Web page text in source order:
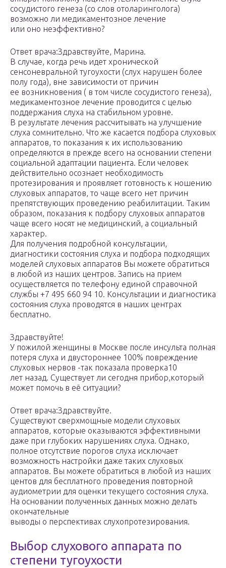
сосудистого генеза (со слов отоларинголога)
возможно ли медикаментозное лечение
или оно неэффективно?
Ответ врача:Здравствуйте, Марина.
В случае, когда речь идет хронической
сенсоневральной тугоухости (слух нарушен более
полу года), вне зависимости от причин
ее возникновения ( в том числе сосудистого генеза),
медикаментозное лечение проводится с целью
поддержания слуха на стабильном уровне.
В результате лечения рассчитывать на улучшение
слуха сомнительно. Что же касается подбора слуховых
аппаратов, то показания к их использованию
определяются в прежде всего на основании степени
социальной адаптации пациента. Если человек
действительно осознает необходимость
протезирования и проявляет готовность к ношению
слуховых аппаратов, то чаще всего нет причин
препятствующих проведению реабилитации. Таким
образом, показания к подбору слуховых аппаратов
чаще всего носят не медицинский, а социальный
характер.
Для получения подробной консультации,
диагностики состояния слуха и подбора подходящих
моделей слуховых аппаратов Вы можете обратиться
в любой из наших центров. Запись на прием
осуществляется по телефону единой справочной
службы +7 495 660 94 10. Консультации и диагностика
состояния слуха проводятся в наших центрах
бесплатно.
Здравствуйте!
У пожилой женщины в Москве после инсульта полная
потеря слуха и двустороннее 100% повреждение
слуховых нервов -так показала проверка10
лет назад. Существует ли сегодня прибор,который
может помочь в её ситуации?
Ответ врача:Здравствуйте.
Существуют сверхмощные модели слуховых
аппаратов, которые оказываются эффективными
даже при глубоких нарушениях слуха. Однако,
полное отсутствие порогов слуха исключает
возможность настройки даже таких слуховых
аппаратов. Вы можете обратиться в любой из наших
центов для бесплатного проведения повторной
аудиометрии для оценки текущего состояния слуха.
На основании полученных данных можно делать
окончательные
выводы о перспективах слухопротезирования.
Выбор слухового аппарата по
степени тугоухости